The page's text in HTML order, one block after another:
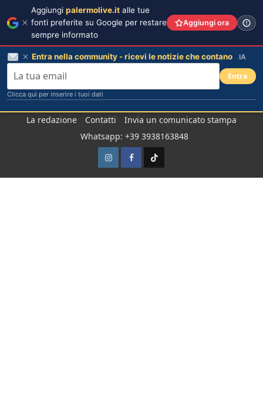
La redazione Contatti
Invia un comunicato stampa
Whatsapp: +39 3938163848
InstagramFacebook
TikTok
Aggiungi palermolive.it alle tue
fonti preferite su Google per restare
sempre informato
Aggiungi ora
Entra nella community - ricevi le notizie che contano IA
Entra
Clicca qui per inserire i tuoi dati